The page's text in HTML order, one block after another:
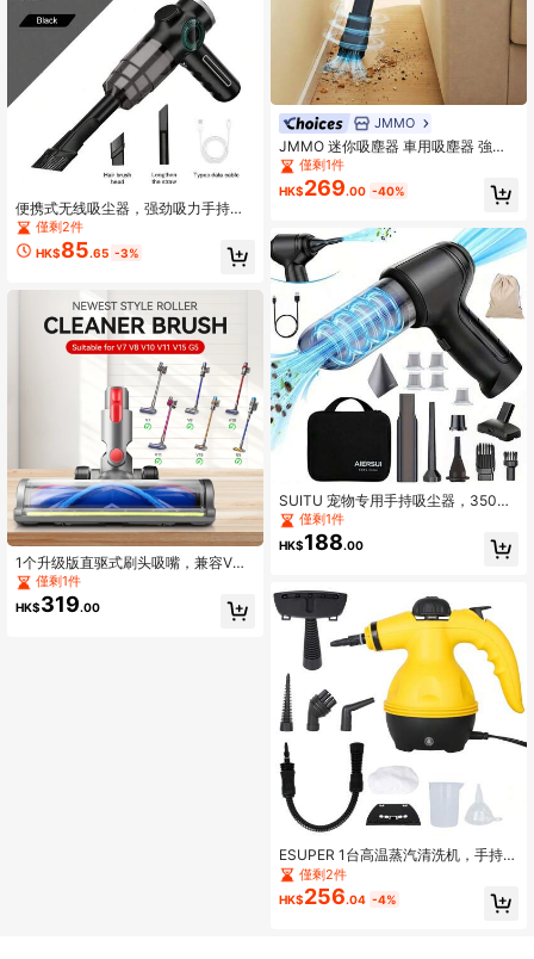
便携式无线吸尘器，强劲吸力手持吸
尘器，适用于商业用途，2000mAh大
容量电池，USB充电，配备多种配
件，适用于汽车、家庭、办公室和家
僅剩2件
HK$85.65 -3%
1个升级版直驱式刷头吸嘴，兼容V
7、V8、V10、V11、V15吸尘器，带L
ED指示灯
僅剩1件
HK$319.00
JMMO
JMMO 迷你吸塵器 車用吸塵器 強力
吸塵 2000mAh電池 雙層過濾系統 低
噪音 適用汽車與居家 聖誕禮物 秋冬
假期露營必備 假期必需品 度假配件
僅剩1件
HK$269.00 -40%
SUITU 宠物专用手持吸尘器，3500P
a强劲吸力，迷你车载吸尘器，续航时
间20-25分钟。小巧的集尘器，配备
清洁配件，适用于家庭和电脑清洁。
僅剩1件
HK$188.00
ESUPER 1台高温蒸汽清洗机，手持便
携式家用厨房油脂清洗机
僅剩2件
HK$256.04 -4%